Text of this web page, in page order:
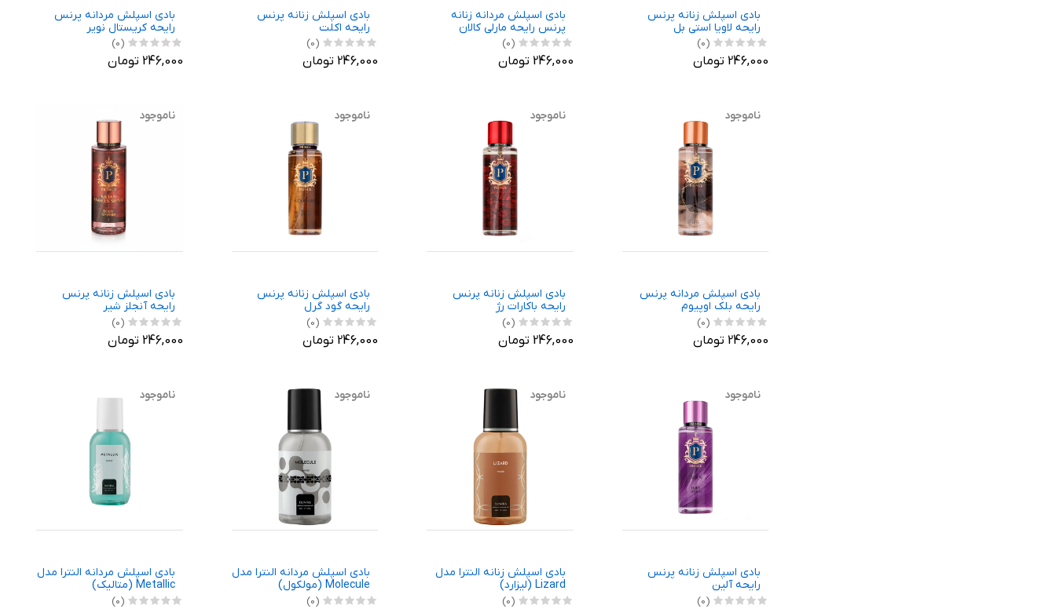
بادی اسپلش زنانه پرنس
رایحه لاویا استی بل
(0)
246,000 تومان
بادی اسپلش مردانه زنانه
پرنس رایحه مارلی کالان
(0)
246,000 تومان
بادی اسپلش زنانه پرنس
رایحه اکلت
(0)
246,000 تومان
بادی اسپلش مردانه پرنس
رایحه کریستال نویر
(0)
246,000 تومان
ناموجود
بادی اسپلش مردانه پرنس
رایحه بلک اوپیوم
(0)
246,000 تومان
ناموجود
بادی اسپلش زنانه پرنس
رایحه باکارات رژ
(0)
246,000 تومان
ناموجود
بادی اسپلش زنانه پرنس
رایحه گود گرل
(0)
246,000 تومان
ناموجود
بادی اسپلش زنانه پرنس
رایحه آنجلز شیر
(0)
246,000 تومان
ناموجود
بادی اسپلش زنانه پرنس
رایحه آلین
(0)
ناموجود
بادی اسپلش زنانه النترا مدل
Lizard (لیزارد)
(0)
ناموجود
بادی اسپلش مردانه النترا مدل
Molecule (مولکول)
(0)
ناموجود
بادی اسپلش مردانه النترا مدل
Metallic (متالیک)
(0)